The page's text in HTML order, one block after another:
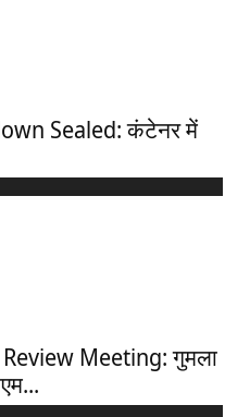
Sealed: कंटेनर में
Meeting: गुमला